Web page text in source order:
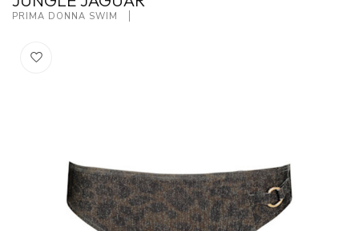
PRIMA DONNA SWIM